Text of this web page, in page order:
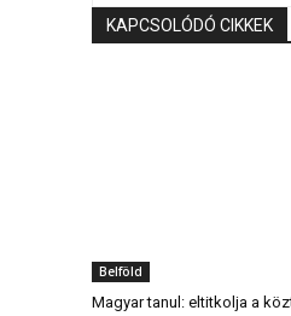
KAPCSOLÓDÓ CIKKEK
Belföld
Magyar tanul: eltitkolja a